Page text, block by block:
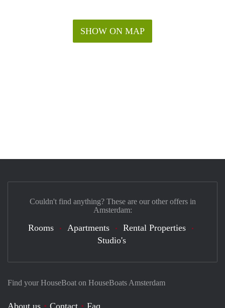
SHOW ON MAP
Find your HouseBoat on HouseBoats Amsterdam
About us Contact Faq
Couldn't find anything? These are our other offers in
Amsterdam:
Rooms Apartments
Rental Properties
Studio's